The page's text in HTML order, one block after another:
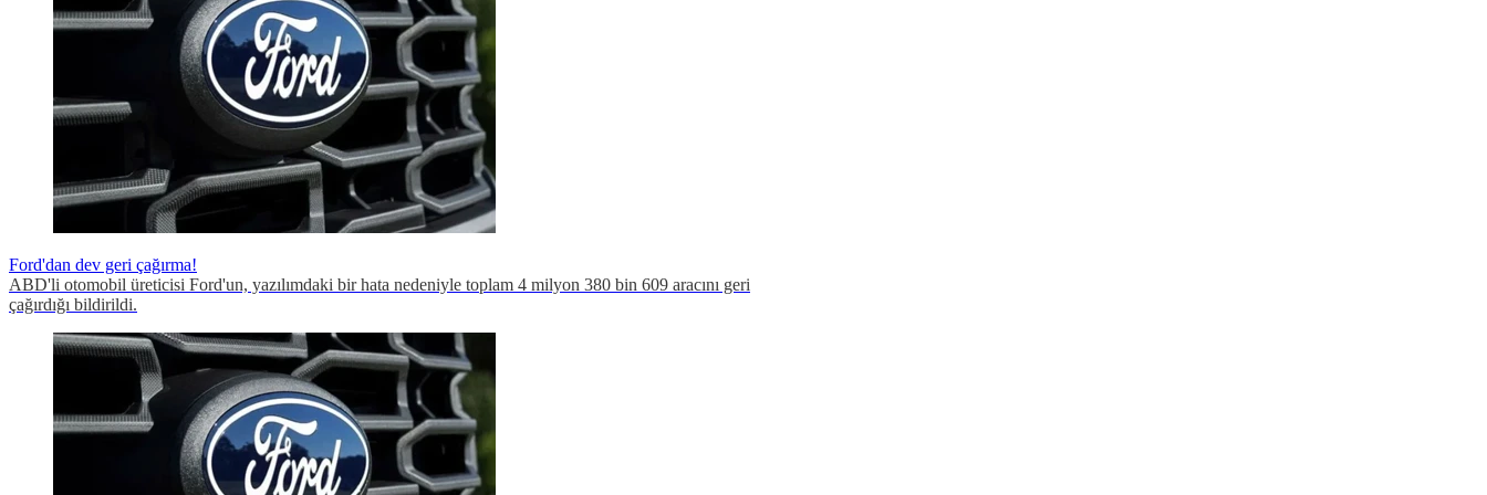
Ford'dan dev geri çağırma!
ABD'li otomobil üreticisi Ford'un, yazılımdaki bir hata nedeniyle toplam 4 milyon 380 bin 609 aracını geri
çağırdığı bildirildi.